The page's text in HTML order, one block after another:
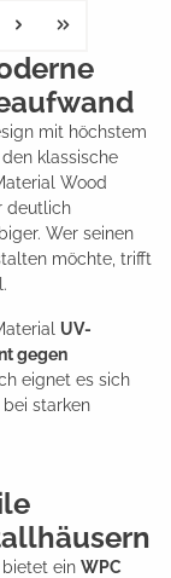
mit höchstem
klassische
Wood
deutlich
Wer seinen
möchte, trifft
UV-
gegen
eignet es sich
starken
bietet ein WPC